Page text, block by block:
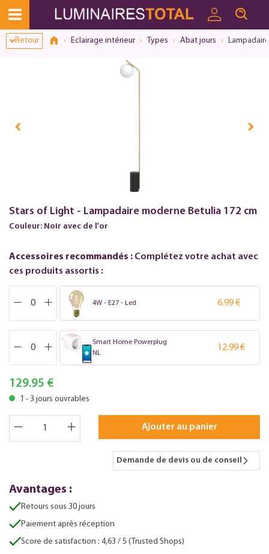
Retour Eclairage intérieur Types Abat jours
Stars of Light - Lampadaire moderne Betulia 172 cm
Couleur: Noir avec de l'or
Accessoires recommandés : Complétez votre achat avec
ces produits assortis :
4W - E27 - Led 6.99 €
Smart Home Powerplug
NL
12.99 €
129.95 €
1 - 3 jours ouvrables
Ajouter au panier
Demande de devis ou de conseil
Avantages :
Retours sous 30 jours
Paiement après réception
Score de satisfaction : 4,63 / 5 (Trusted Shops)